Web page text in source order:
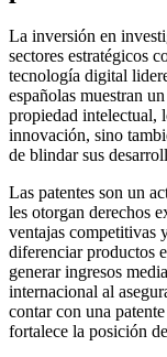
La inversión en
sectores estratégicos
tecnología digital
españolas muestran
propiedad intelectual,
innovación, sino
de blindar sus
Las patentes son un
les otorgan derechos
ventajas competitivas
diferenciar productos
generar ingresos
internacional al
contar con una
fortalece la posición